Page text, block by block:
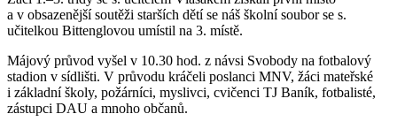
a v obsazenější soutěži starších dětí se náš školní soubor se s.
učitelkou Bittenglovou umístil na 3. místě.
Májový průvod vyšel v 10.30 hod. z návsi Svobody na fotbalový
stadion v sídlišti. V průvodu kráčeli poslanci MNV, žáci mateřské
i základní školy, požárníci, myslivci, cvičenci TJ Baník, fotbalisté,
zástupci DAU a mnoho občanů.